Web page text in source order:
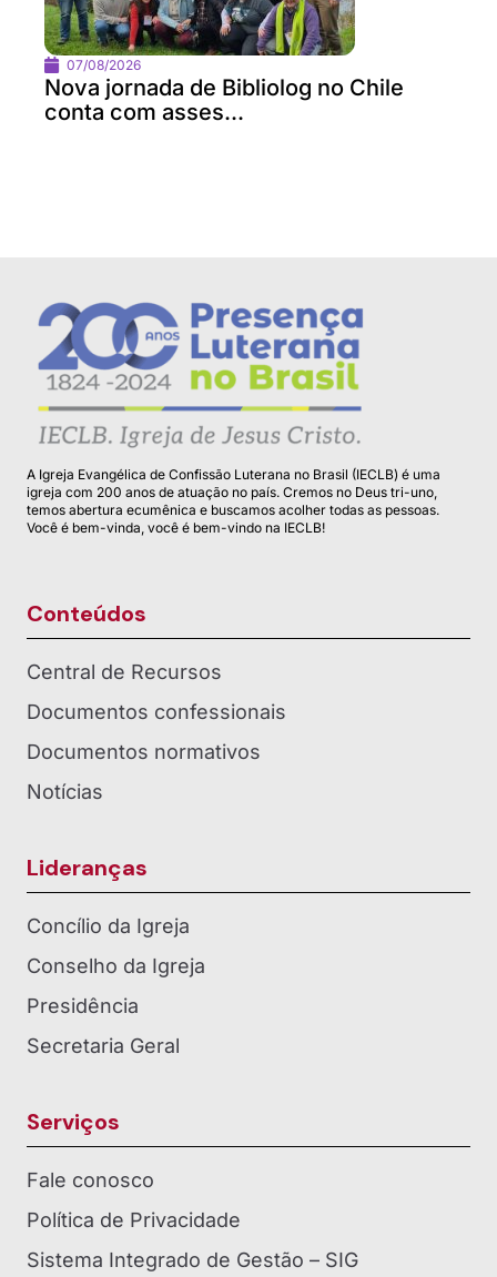
07/08/2026
Nova jornada de Bibliolog no Chile
conta com asses...
A Igreja Evangélica de Confissão Luterana no Brasil (IECLB) é uma
igreja com 200 anos de atuação no país. Cremos no Deus tri-uno,
temos abertura ecumênica e buscamos acolher todas as pessoas.
Você é bem-vinda, você é bem-vindo na IECLB!
Conteúdos
Central de Recursos
Documentos confessionais
Documentos normativos
Notícias
Lideranças
Concílio da Igreja
Conselho da Igreja
Presidência
Secretaria Geral
Serviços
Fale conosco
Política de Privacidade
Sistema Integrado de Gestão – SIG